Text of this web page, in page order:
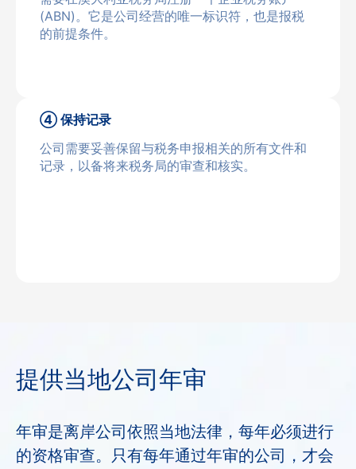
(ABN)。它是公司经营的唯一标识符，也是报税
的前提条件。
④ 保持记录
公司需要妥善保留与税务申报相关的所有文件和
记录，以备将来税务局的审查和核实。
提供当地公司年审
年审是离岸公司依照当地法律，每年必须进行
的资格审查。只有每年通过年审的公司，才会